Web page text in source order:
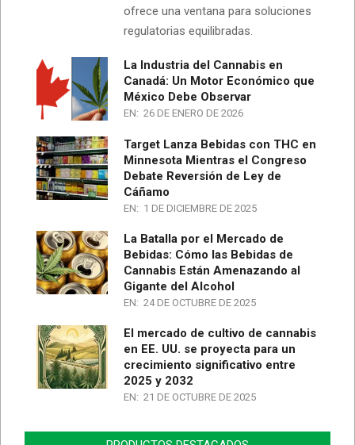
ofrece una ventana para soluciones
regulatorias equilibradas.
La Industria del Cannabis en
Canadá: Un Motor Económico que
México Debe Observar
EN: 26 DE ENERO DE 2026
Target Lanza Bebidas con THC en
Minnesota Mientras el Congreso
Debate Reversión de Ley de
Cáñamo
EN: 1 DE DICIEMBRE DE 2025
La Batalla por el Mercado de
Bebidas: Cómo las Bebidas de
Cannabis Están Amenazando al
Gigante del Alcohol
EN: 24 DE OCTUBRE DE 2025
El mercado de cultivo de cannabis
en EE. UU. se proyecta para un
crecimiento significativo entre
2025 y 2032
EN: 21 DE OCTUBRE DE 2025